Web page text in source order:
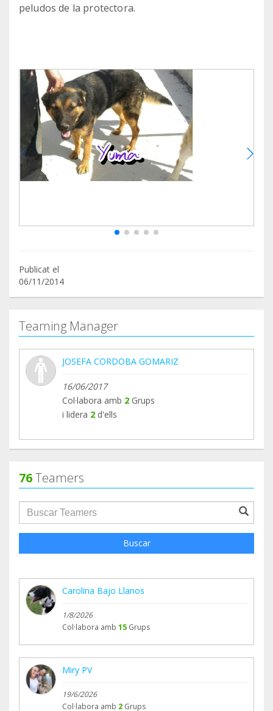
peludos de la protectora.
Publicat el
06/11/2014
Teaming Manager
JOSEFA CORDOBA GOMARIZ
16/06/2017
Col·labora amb 2 Grups
i lidera 2 d'ells
76Teamers
groupProfile.searchForm.search.text???
Buscar
Carolina Bajo Llanos
1/8/2026
Col·labora amb 15 Grups
Miry PV
19/6/2026
Col·labora amb 2 Grups